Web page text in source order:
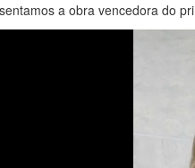
a obra vencedora do